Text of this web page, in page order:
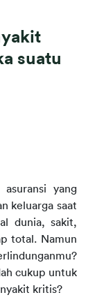
suatu
yang
keluarga saat
dunia, sakit,
total. Namun
cukup untuk
kritis?